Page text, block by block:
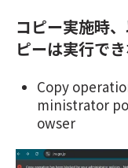
コピー実施時
ピーは実行で
Copy
ministrator
owser